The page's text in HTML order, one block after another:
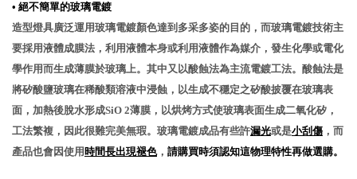
• 絕不簡單的玻璃電鍍
造型燈具廣泛運用玻璃電鍍顏色達到多采多姿的目的，而玻璃電鍍技術主
要採用液體成膜法，利用液體本身或利用液體作為媒介，發生化學或電化
學作用而生成薄膜於玻璃上。其中又以酸蝕法為主流電鍍工法。酸蝕法是
將矽酸鹽玻璃在稀酸類溶液中浸蝕，以生成不穩定之矽酸披覆在玻璃表
面，加熱後脫水形成SiO 2薄膜，以烘烤方式使玻璃表面生成二氧化矽，
工法繁複，因此很難完美無瑕。玻璃電鍍成品有些許漏光或是小刮傷 ，而
產品也會因使用時間長出現褪色， 請購買時須認知這物理特性再做選購。